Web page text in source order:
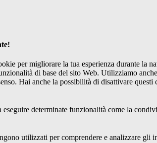
per migliorare la tua esperienza durante la
di base del sito Web. Utilizziamo
Hai anche la possibilità di disattivare
determinate funzionalità come la
utilizzati per comprendere e analizzare